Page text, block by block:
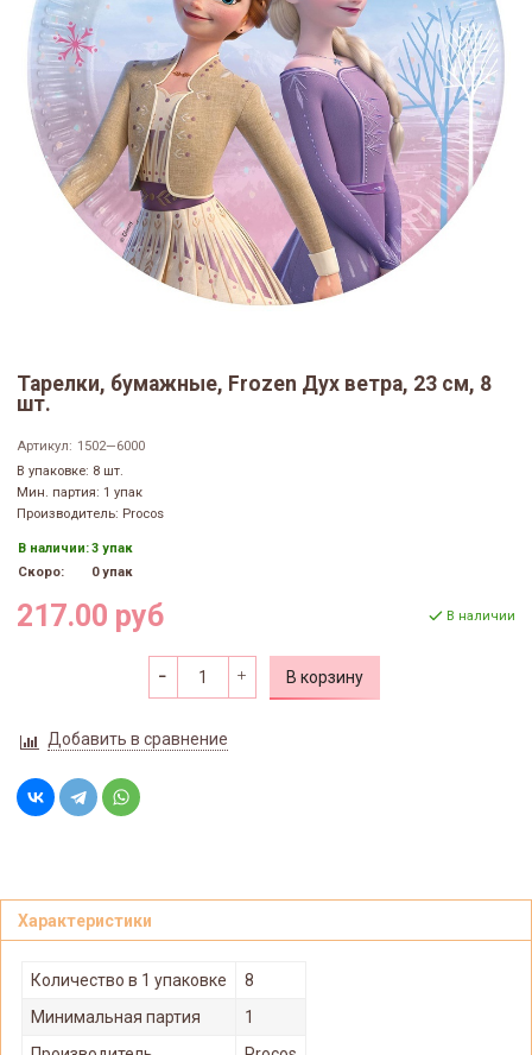
Тарелки, бумажные, Frozen Дух ветра, 23 см, 8
шт.
Артикул: 1502—6000
В упаковке: 8 шт.
Мин. партия: 1 упак
Производитель: Procos
В наличии:3 упак
Скоро:
0 упак
217.00 руб В наличии
В корзину
Добавить в сравнение
Характеристики
Количество в 1 упаковке
8
Минимальная партия
1